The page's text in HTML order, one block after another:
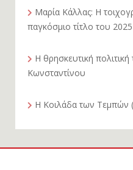
παγκόσμιο τίτλο του 2025
Κωνσταντίνου